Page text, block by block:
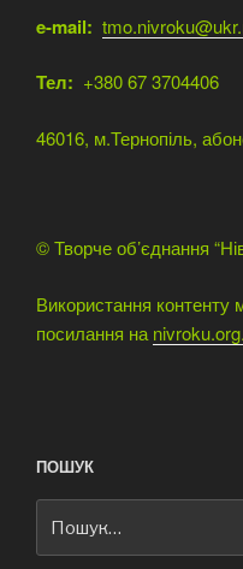
e-mail:
Тел: +380
46016, м.Тернопіль,
© Творче об’єднання
Використання
посилання на
ПОШУК
за